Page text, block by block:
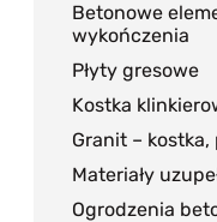
Betonowe
wykończenia
Płyty gresowe
Kostka
Granit –
Materiały
Ogrodzenia